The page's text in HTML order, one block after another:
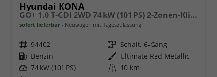
Hyundai KONA
GO+ 1.0 T-GDI 2WD 74 kW (101 PS) 2-Zonen-Klimaautomatik, Sitzheizung, Lenkradheizung, DAB, Android Auto, Apple CarPlay, Navigationssystem, Induktionsladestation, LED-Scheinwerfer, 18 Zoll Leichtmetallfelgen, uvm
sofort lieferbar Neuwagen mit Tageszulassung
Fahrzeugnr. 94402 Getriebe Schalt. 6-Gang
Kraftstoff Benzin Außenfarbe Ultimate Red Metallic
Leistung 74 kW (101 PS) Kilometerstand 10 km